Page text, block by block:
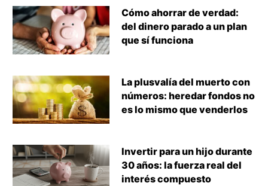
Cómo ahorrar de verdad:
del dinero parado a un plan
que sí funciona
La plusvalía del muerto con
números: heredar fondos no
es lo mismo que venderlos
Invertir para un hijo durante
30 años: la fuerza real del
interés compuesto